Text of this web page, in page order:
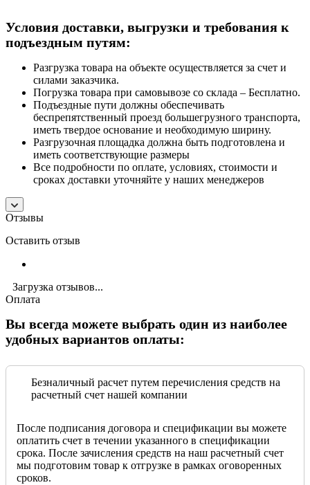
Условия доставки, выгрузки и требования к
подъездным путям:
Разгрузка товара на объекте осуществляется за счет и
силами заказчика.
Погрузка товара при самовывозе со склада – Бесплатно.
Подъездные пути должны обеспечивать
беспрепятственный проезд большегрузного транспорта,
иметь твердое основание и необходимую ширину.
Разгрузочная площадка должна быть подготовлена и
иметь соответствующие размеры
Все подробности по оплате, условиях, стоимости и
сроках доставки уточняйте у наших менеджеров
Отзывы
Оставить отзыв
Загрузка отзывов...
Оплата
Вы всегда можете выбрать один из наиболее
удобных вариантов оплаты:
Безналичный расчет путем перечисления средств на
расчетный счет нашей компании
После подписания договора и спецификации вы можете
оплатить счет в течении указанного в спецификации
срока. После зачисления средств на наш расчетный счет
мы подготовим товар к отгрузке в рамках оговоренных
сроков.